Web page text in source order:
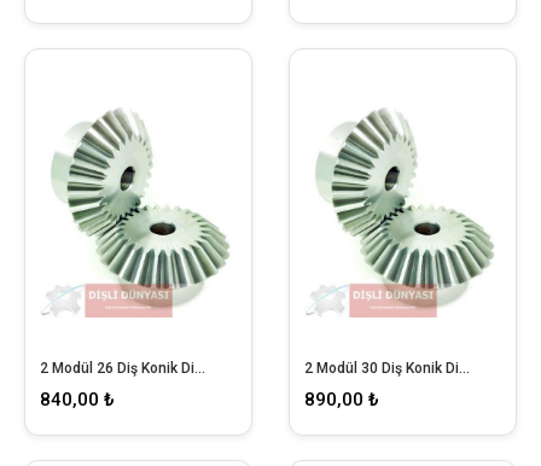
2 Modül 26 Diş Konik Dişli
840,00 ₺
2 Modül 30 Diş Konik Dişli
890,00 ₺